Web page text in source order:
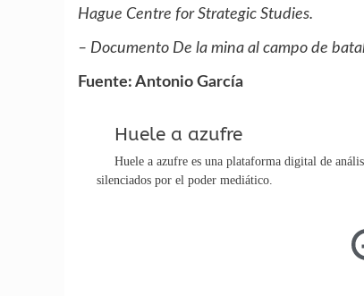
Hague Centre for Strategic Studies.
– Documento De la mina al campo de
Fuente: Antonio García
Huele a azufre
Huele a azufre es una plataforma digital de
silenciados por el poder mediático.